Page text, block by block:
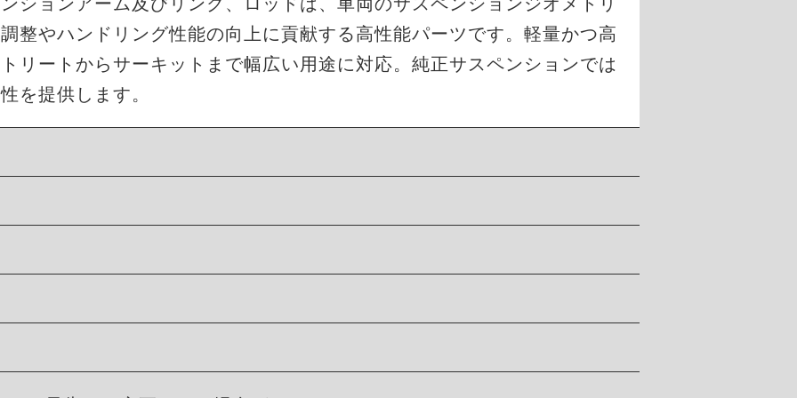
整やハンドリング性能の向上に貢献する高性能パーツです。軽量かつ高
リートからサーキットまで幅広い用途に対応。純正サスペンションでは
を提供します。